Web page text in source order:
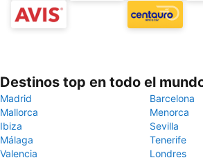
Destinos top en todo el
Madrid
Barcelona
Mallorca
Menorca
Ibiza
Sevilla
Málaga
Tenerife
Valencia
Londres